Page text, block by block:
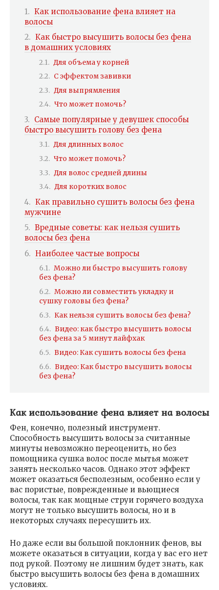
Как использование фена влияет на
волосы
Как быстро высушить волосы без фена
в домашних условиях
Для объема у корней
С эффектом завивки
Для выпрямления
Что может помочь?
Самые популярные у девушек способы
быстро высушить голову без фена
Для длинных волос
Что может помочь?
Для волос средней длины
Для коротких волос
Как правильно сушить волосы без фена
мужчине
Вредные советы: как нельзя сушить
волосы без фена
Наиболее частые вопросы
Можно ли быстро высушить голову
без фена?
Можно ли совместить укладку и
сушку головы без фена?
Как нельзя сушить волосы без фена?
Видео: как быстро высушить волосы
без фена за 5 минут лайфхак
Видео: Как сушить волосы без фена
Видео: Как быстро высушить волосы
без фена?
Как использование фена влияет на волосы
Фен, конечно, полезный инструмент.
Способность высушить волосы за считанные
минуты невозможно переоценить, но без
помощника сушка волос после мытья может
занять несколько часов. Однако этот эффект
может оказаться бесполезным, особенно если у
вас пористые, поврежденные и вьющиеся
волосы, так как мощные струи горячего воздуха
могут не только высушить волосы, но и в
некоторых случаях пересушить их.
Но даже если вы большой поклонник фенов, вы
можете оказаться в ситуации, когда у вас его нет
под рукой. Поэтому не лишним будет знать, как
быстро высушить волосы без фена в домашних
условиях.